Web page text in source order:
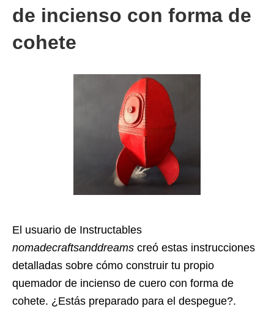
de incienso con forma de
cohete
El usuario de Instructables
nomadecraftsanddreams creó estas instrucciones
detalladas sobre cómo construir tu propio
quemador de incienso de cuero con forma de
cohete. ¿Estás preparado para el despegue?.